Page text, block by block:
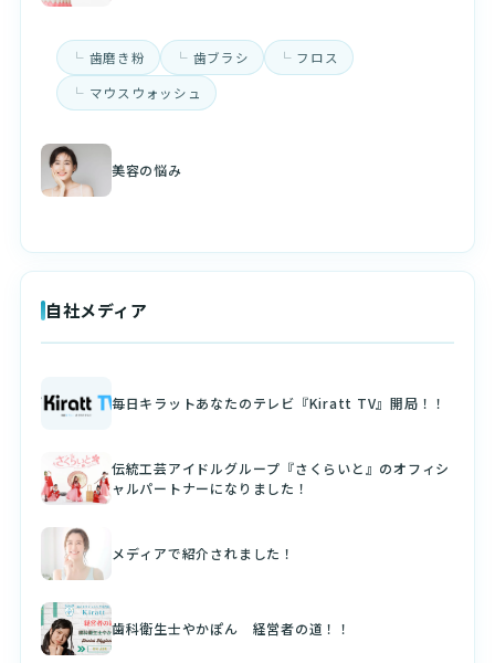
歯磨き粉 歯ブラシ
フロス
マウスウォッシュ
美容の悩み
自社メディア
毎日キラットあなたのテレビ『Kiratt TV』開局！！
伝統工芸アイドルグループ『さくらいと』のオフィシ
ャルパートナーになりました！
メディアで紹介されました！
歯科衛生士やかぽん 経営者の道！！